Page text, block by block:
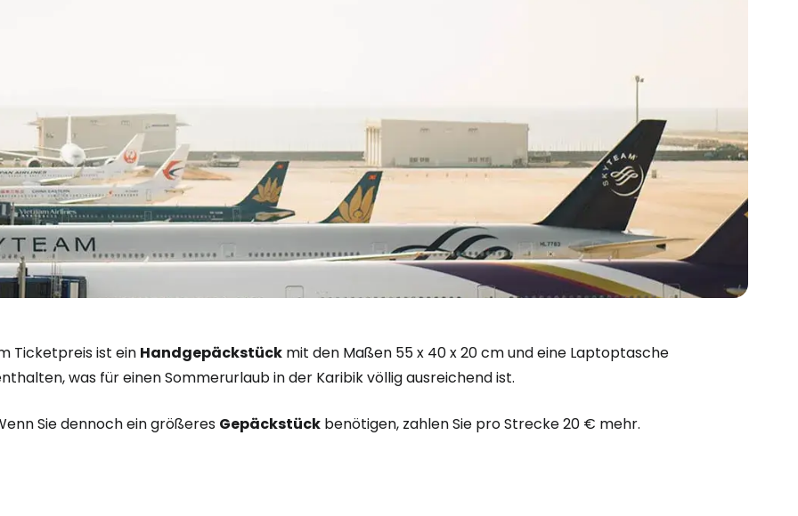
Ticketpreis ist ein Handgepäckstück mit den Maßen 55 x 40 x 20 cm und eine Laptoptasche
was für einen Sommerurlaub in der Karibik völlig ausreichend ist.
Sie dennoch ein größeres Gepäckstück benötigen, zahlen Sie pro Strecke 20 € mehr.
Anmeldung bei Cestee
Weiter mit Google